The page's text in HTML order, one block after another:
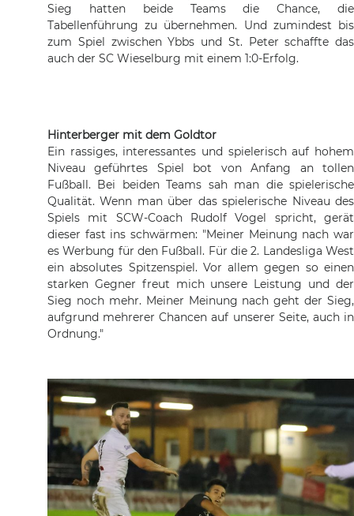
Sieg hatten beide Teams die Chance, die
Tabellenführung zu übernehmen. Und zumindest bis
zum Spiel zwischen Ybbs und St. Peter schaffte das
auch der SC Wieselburg mit einem 1:0-Erfolg.
Hinterberger mit dem Goldtor
Ein rassiges, interessantes und spielerisch auf hohem
Niveau geführtes Spiel bot von Anfang an tollen
Fußball. Bei beiden Teams sah man die spielerische
Qualität. Wenn man über das spielerische Niveau des
Spiels mit SCW-Coach Rudolf Vogel spricht, gerät
dieser fast ins schwärmen: "Meiner Meinung nach war
es Werbung für den Fußball. Für die 2. Landesliga West
ein absolutes Spitzenspiel. Vor allem gegen so einen
starken Gegner freut mich unsere Leistung und der
Sieg noch mehr. Meiner Meinung nach geht der Sieg,
aufgrund mehrerer Chancen auf unserer Seite, auch in
Ordnung."